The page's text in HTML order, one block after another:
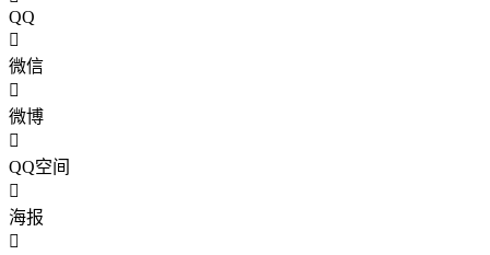
QQ
微信
微博
QQ空间
海报